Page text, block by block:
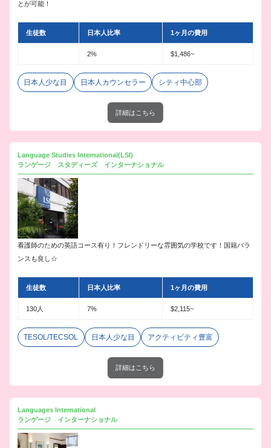
とが可能！
生徒数 日本人比率 1ヶ月の費用
2% $1,486~
日本人少な目 日本人カウンセラー シティ中心部
詳細はこちら
Language Studies International(LSI)
ランゲージ スタディーズ インターナショナル
看護師のための英語コース有り！フレンドリーな雰囲気の学校です！国籍バラ
ンスも良し☆
生徒数 日本人比率 1ヶ月の費用
130人 7% $2,115~
TESOL/TECSOL 日本人少な目 アクティビティ豊富
詳細はこちら
Languages International
ランゲージ インターナショナル